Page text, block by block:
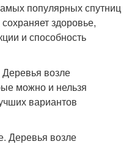
популярных спутниц
здоровье,
и способность